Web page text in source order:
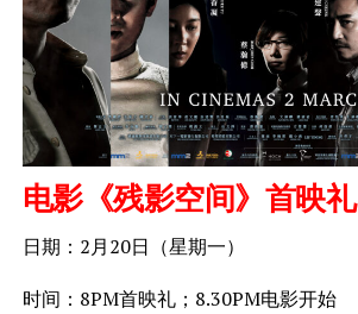
电影《残影空间》首映礼
日期：2月20日（星期一）
时间：8PM首映礼；8.30PM电影开始